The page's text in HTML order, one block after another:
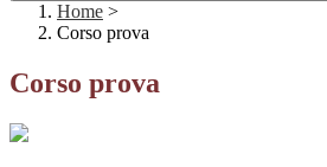
Home >
Corso prova
Corso prova